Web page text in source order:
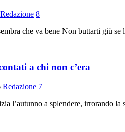
Redazione 8
che va bene Non buttarti giù
a chi non c’era
Redazione 7
l’autunno a splendere, irrorando la